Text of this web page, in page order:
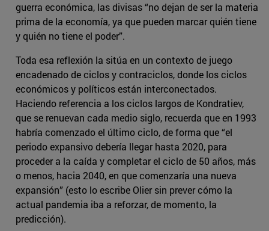
guerra económica, las divisas “no dejan de ser la materia
prima de la economía, ya que pueden marcar quién tiene
y quién no tiene el poder”.
Toda esa reflexión la sitúa en un contexto de juego
encadenado de ciclos y contraciclos, donde los ciclos
económicos y políticos están interconectados.
Haciendo referencia a los ciclos largos de Kondratiev,
que se renuevan cada medio siglo, recuerda que en 1993
habría comenzado el último ciclo, de forma que “el
periodo expansivo debería llegar hasta 2020, para
proceder a la caída y completar el ciclo de 50 años, más
o menos, hacia 2040, en que comenzaría una nueva
expansión” (esto lo escribe Olier sin prever cómo la
actual pandemia iba a reforzar, de momento, la
predicción).